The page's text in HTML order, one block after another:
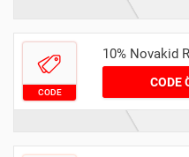
CODE
10% Novakid
CODE